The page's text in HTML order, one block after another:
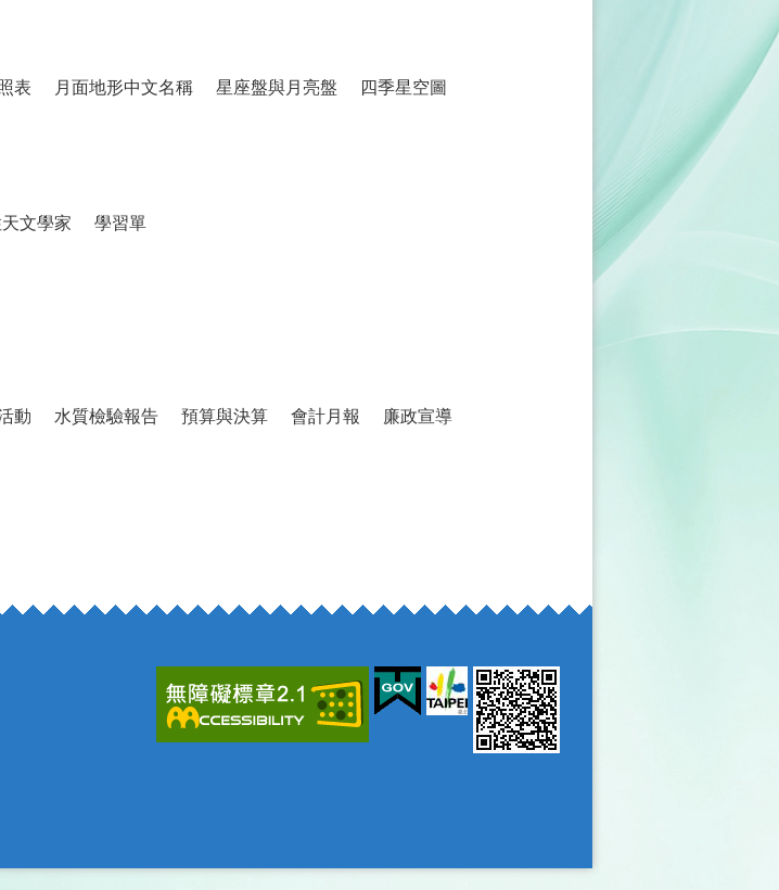
表 月面地形中文名稱 星座盤與月亮盤 四季星空圖
文學家 學習單
動 水質檢驗報告 預算與決算 會計月報 廉政宣導